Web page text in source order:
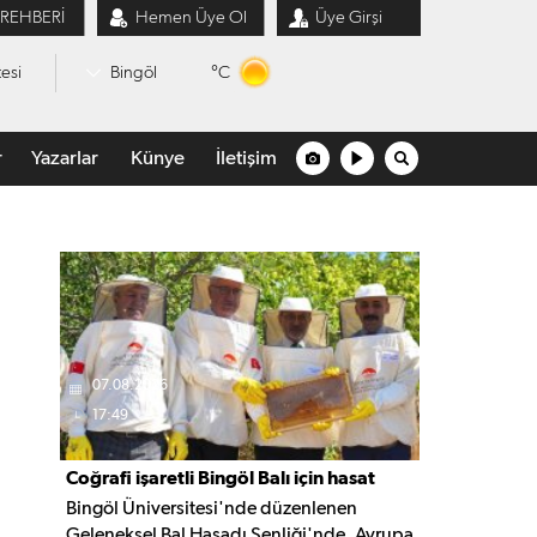
Hemen Üye Ol Üye Girşi
Bingöl °C
Yazarlar Künye İletişim
07.08.2026
17:49
Coğrafi işaretli Bingöl Balı için hasat
şenliği düzenlendi
Bingöl Üniversitesi'nde düzenlenen